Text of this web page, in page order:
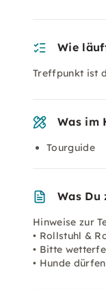
Wie
Treffpunkt ist
Was im
Tourguide
Was
Hinweise zur
• Rollstuhl &
• Bitte
• Hunde